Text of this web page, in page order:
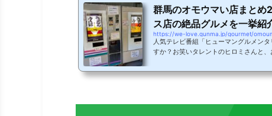
群馬のオモウマい店まとめ
ス店の絶品グルメを一挙紹
https://we-love.gunma.jp/gourmet/
人気テレビ番組「ヒューマングルメン
すか？お笑いタレントのヒロミさんと
特でおもしろい」飲食店が次々と発掘